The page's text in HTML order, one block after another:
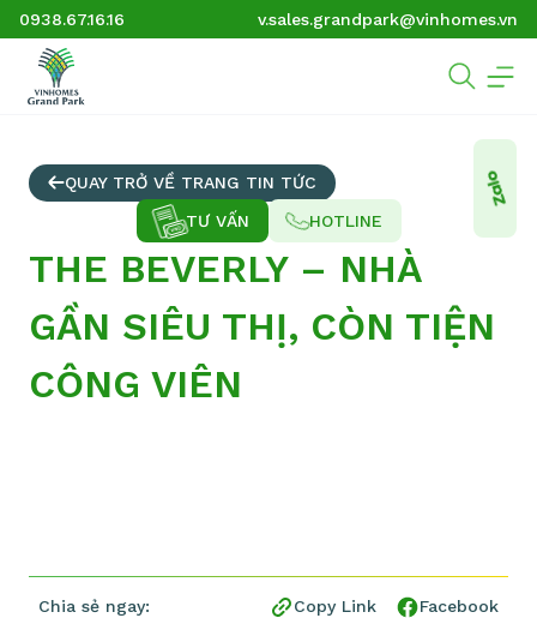
0938.67.16.16 v.sales.grandpark@vinhomes.vn
QUAY TRỞ VỀ TRANG TIN TỨC
THE BEVERLY – NHÀ
GẦN SIÊU THỊ, CÒN TIỆN
CÔNG VIÊN
Chia sẻ ngay: Copy Link Facebook
TƯ VẤN HOTLINE